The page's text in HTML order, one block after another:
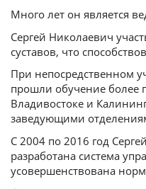
Много лет он является
Сергей Николаевич
суставов, что
При непосредственном
прошли обучение более
Владивостоке и
заведующими
С 2004 по 2016 год
разработана система
усовершенствована